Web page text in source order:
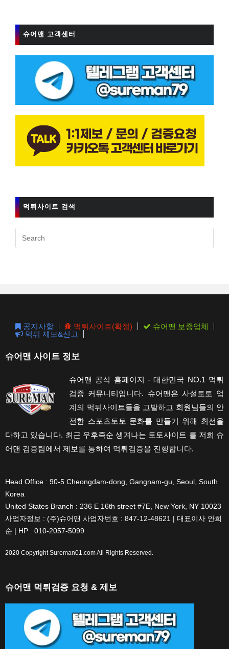
슈어맨 고객센터
먹튀사이트 검색
공지사항 먹튀사이트(확정)
슈어맨 보증업체
먹튀 제보&신고
슈어맨 사이트 정보
슈어맨 공식 홈페이지 - 대한민국 NO.1 먹튀
검증 커뮤니티입니다. 슈어맨은 사설토토 업
계의 먹튀사이트들을 고발하고 회원님들의 안
전한 스포츠토토 문화를 만들기 위해 최선을
다하고 있습니다. 최근 우후죽순 생겨나는 토토사이트 를 저희 슈
어맨 검증팀에서 제보를 통하여 먹튀검증을 진행합니다.
Head Office : 90-5 Cheongdam-dong, Gangnam-gu, Seoul, South
Korea
United States Branch : 236 E 16th street #7E, New York, NY 10023
사업자정보 : (주)슈어맨 사업자번호 : 847-12-48621 | 대표이사 안희
순 | HP : 010-2057-5099
2020 CopyrightSureman01.comAll Rights Reserved.
슈어맨 먹튀검증 요청 & 제보